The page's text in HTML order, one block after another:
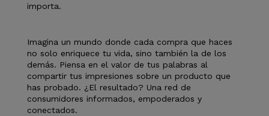
importa.
Imagina un mundo donde cada compra que haces
no solo enriquece tu vida, sino también la de los
demás. Piensa en el valor de tus palabras al
compartir tus impresiones sobre un producto que
has probado. ¿El resultado? Una red de
consumidores informados, empoderados y
conectados.